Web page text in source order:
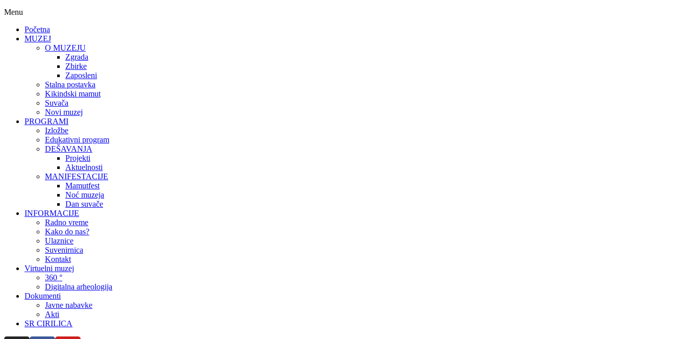
Menu
Početna
MUZEJ
O MUZEJU
Zgrada
Zbirke
Zaposleni
Stalna postavka
Kikindski mamut
Suvača
Novi muzej
PROGRAMI
Izložbe
Edukativni program
DEŠAVANJA
Projekti
Aktuelnosti
MANIFESTACIJE
Mamutfest
Noć muzeja
Dan suvače
INFORMACIJE
Radno vreme
Kako do nas?
Ulaznice
Suvenirnica
Kontakt
Virtuelni muzej
360 °
Digitalna arheologija
Dokumenti
Javne nabavke
Akti
SR CIRILICA